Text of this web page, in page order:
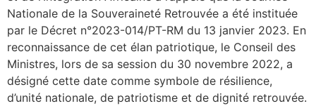
Nationale de la Souveraineté Retrouvée a été instituée
par le Décret n°2023-014/PT-RM du 13 janvier 2023. En
reconnaissance de cet élan patriotique, le Conseil des
Ministres, lors de sa session du 30 novembre 2022, a
désigné cette date comme symbole de résilience,
d’unité nationale, de patriotisme et de dignité retrouvée.